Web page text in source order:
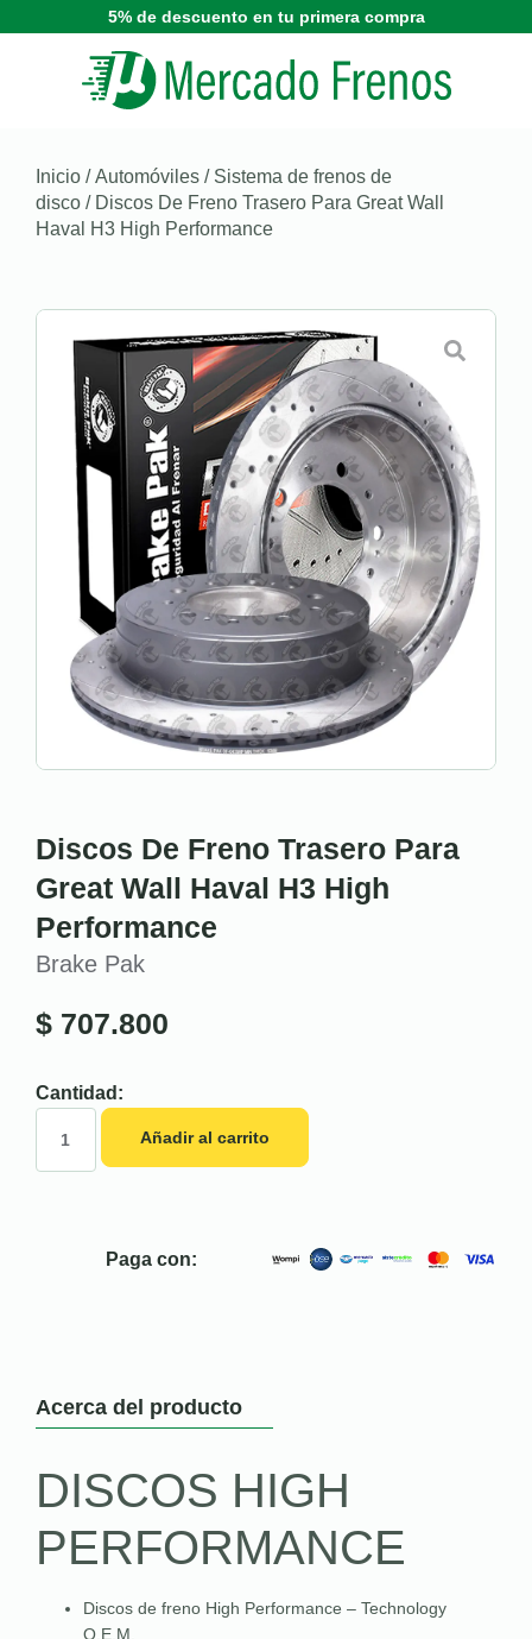
5% de descuento en tu primera compra
Inicio /Automóviles / Sistema de frenos de
disco / Discos De Freno Trasero Para Great Wall
Haval H3 High Performance
Discos De Freno Trasero Para
Great Wall Haval H3 High
Performance
Brake Pak
$ 707.800
Cantidad:
Añadir al carrito
Paga con:
Acerca del producto
DISCOS HIGH
PERFORMANCE
Discos de freno High Performance – Technology
O.E.M.